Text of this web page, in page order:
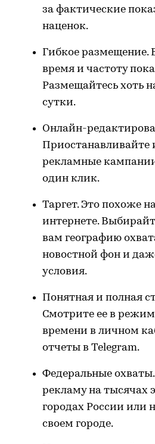
за фактические
наценок.
Гибкое размещение.
время и частоту
Размещайтесь хоть
сутки.
Онлайн-
Приостанавливайте
рекламные
один клик.
Таргет. Это похоже
интернете.
вам географию
новостной фон и
условия.
Понятная и полная
Смотрите ее в
времени в личном
отчеты в Telegram.
Федеральные
рекламу на тысячах
городах России или
своем городе.